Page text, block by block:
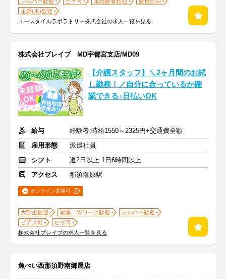
主婦(夫)歓迎
ユースタイルラボラトリー株式会社の求人一覧を見る
株式会社ブレイブ MD宇都宮支店/MD09
【介護スタッフ】＼2ヶ月間のお試
し勤務！／自分に合っているか確
認できる♪日払いOK
給与
経験者:時給1550～2325円+交通費全額
雇用形態
派遣社員
シフト
週2日以上 1日6時間以上
アクセス
那須塩原駅
オンライン面接可
大学生歓迎 副業・Ｗワーク歓迎
シルバー歓迎
ピアス可
ヒゲ可
株式会社ブレイブの求人一覧を見る
魚べい西那須野南郷屋店